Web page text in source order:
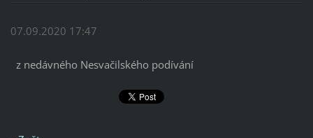
07.09.2020 17:47
z nedávného Nesvačilského podívání